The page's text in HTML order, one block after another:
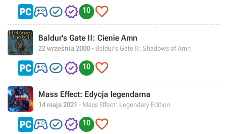
 10 
Baldur's Gate II: Cienie Amn
22 września 2000- Baldur's Gate II: Shadows of Amn
 10 
Mass Effect: Edycja legendarna
14 maja 2021 - Mass Effect: Legendary Edition
 10 